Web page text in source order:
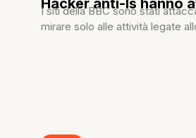
Hacker anti-Is hanno
I siti della BBC sono stati
mirare solo alle attività legate